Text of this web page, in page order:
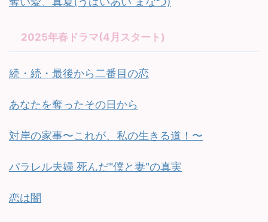
2025年春ドラマ(4月スタート)
続・続・最後から二番目の恋
あなたを奪ったその日から
対岸の家事〜これが、私の生きる道！〜
パラレル夫婦 死んだ"僕と妻"の真実
恋は闇